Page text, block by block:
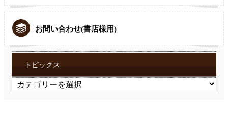
お問い合わせ(書店様用)
トピックス
ト